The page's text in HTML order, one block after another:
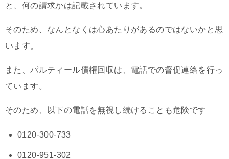
と、何の請求かは記載されています。
そのため、なんとなくは心あたりがあるのではないかと思
います。
また、パルティール債権回収は、電話での督促連絡を行っ
ています。
そのため、以下の電話を無視し続けることも危険です
0120-300-733
0120-951-302